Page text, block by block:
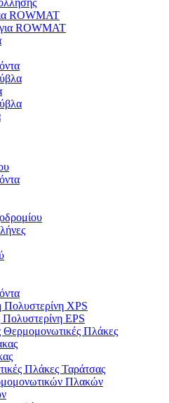
ROWMAT
ROWMAT
XPS
EPS
Θερμομονωτικές Πλάκες
Πλάκες Ταράτσας
Πλακών